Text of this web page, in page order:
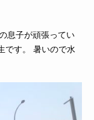
息子が頑張ってい
です。 暑いので水